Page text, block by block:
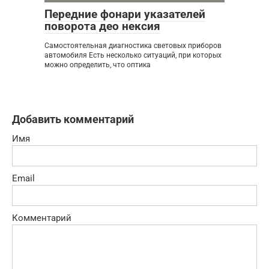
Передние фонари указателей
поворота део нексия
Самостоятельная диагностика световых приборов
автомобиля Есть несколько ситуаций, при которых
можно определить, что оптика
Добавить комментарий
Имя
Email
Комментарий